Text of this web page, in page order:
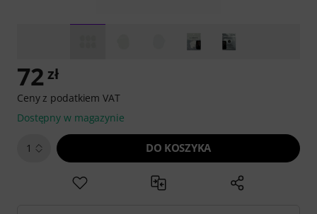
72 zł
Ceny z podatkiem VAT
Dostępny w magazynie
1 DO KOSZYKA